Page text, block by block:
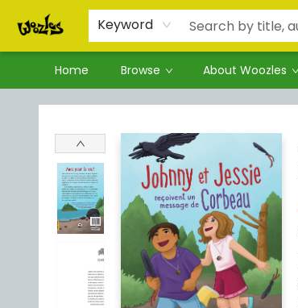
Keyword
Home Browse About Woozles
Woozles